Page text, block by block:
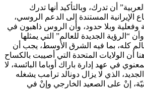
أن تدرك، وبالتأكيد أنها تدرك
الإيرانية المستندة إلى الدعم الروسي،
وفعلية وبلا حدود، وأن الروس ذاهبون في
“الرؤية الجديدة للعالم” التي يمثلها
كله، بما فيه الشرق الأوسط، يجب أن
أن الولايات المتحدة التي أصيبت بالكساح
في عهد إدارة باراك أوباما البائسة، لا
الذي لا يزال دونالد ترامب يشغله
إنْ على الصعيد الخارجي وإنْ في